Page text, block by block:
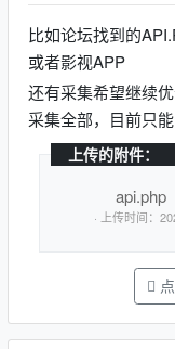
比如论坛找到的
或者影视APP
还有采集希望继续
采集全部，目前只
上传的附件：
api.php